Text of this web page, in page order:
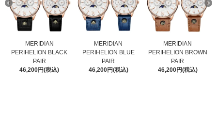
MERIDIAN
PERIHELION BLACK
PAIR
46,200円(税込)
MERIDIAN
PERIHELION BLUE
PAIR
46,200円(税込)
MERIDIAN
PERIHELION BROWN
PAIR
46,200円(税込)